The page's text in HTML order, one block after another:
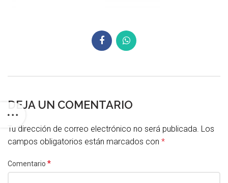
DEJA UN COMENTARIO
Tu dirección de correo electrónico no será publicada. Los
campos obligatorios están marcados con *
Comentario *